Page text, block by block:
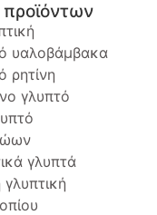
προϊόντων
υαλοβάμβακα
ρητίνη
γλυπτό
γλυπτά